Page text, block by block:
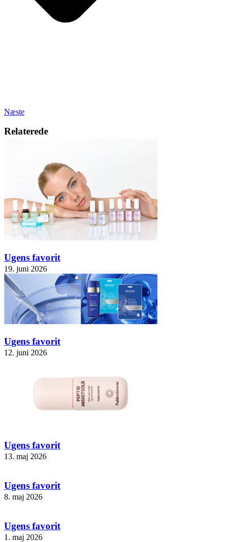
Næste
Relaterede
Ugens favorit
19. juni 2026
Ugens favorit
12. juni 2026
Ugens favorit
13. maj 2026
Ugens favorit
8. maj 2026
Ugens favorit
1. maj 2026